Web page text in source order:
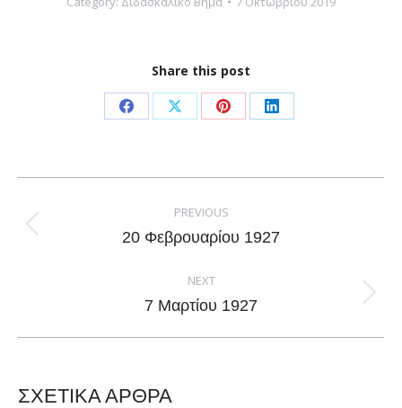
Share this post
Share
Facebook
Share
X
Share
Pinterest
Share
LinkedIn
navigation
PREVIOUS
Previous
20 Φεβρουαρίου 1927
NEXT
Next
7 Μαρτίου 1927
ΣΧΕΤΙΚΑ ΑΡΘΡΑ